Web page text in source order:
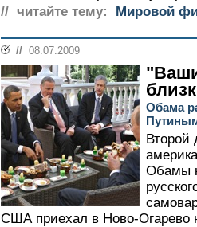
// читайте тему:
Мировой
// 08.07.2009
Обама
Второй
Обамы
США приехал в Ново-Огарево